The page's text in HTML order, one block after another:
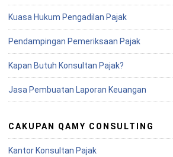
Kuasa Hukum Pengadilan Pajak
Pendampingan Pemeriksaan Pajak
Kapan Butuh Konsultan Pajak?
Jasa Pembuatan Laporan Keuangan
CAKUPAN QAMY CONSULTING
Kantor Konsultan Pajak